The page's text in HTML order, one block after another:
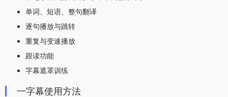
单词、短语、整句翻译
逐句播放与跳转
重复与变速播放
跟读功能
字幕遮罩训练
一字幕使用方法